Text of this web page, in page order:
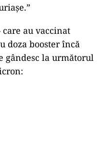
au vaccinat
doza booster încă
gândesc la următorul